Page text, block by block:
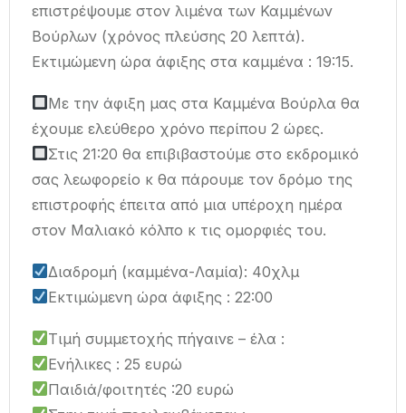
επιστρέψουμε στον λιμένα των Καμμένων
Βούρλων (χρόνος πλεύσης 20 λεπτά).
Εκτιμώμενη ώρα άφιξης στα καμμένα : 19:15.
Με την άφιξη μας στα Καμμένα Βούρλα θα
έχουμε ελεύθερο χρόνο περίπου 2 ώρες.
Στις 21:20 θα επιβιβαστούμε στο εκδρομικό
σας λεωφορείο κ θα πάρουμε τον δρόμο της
επιστροφής έπειτα από μια υπέροχη ημέρα
στον Μαλιακό κόλπο κ τις ομορφιές του.
Διαδρομή (καμμένα-Λαμία): 40χλμ
Εκτιμώμενη ώρα άφιξης : 22:00
Τιμή συμμετοχής πήγαινε – έλα :
Ενήλικες : 25 ευρώ
Παιδιά/φοιτητές :20 ευρώ